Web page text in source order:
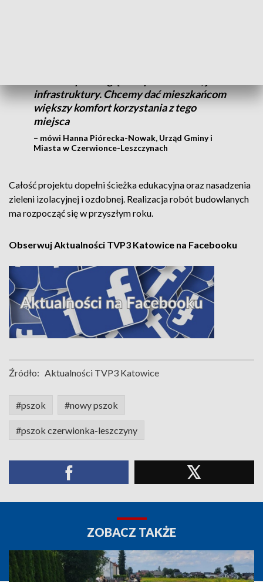
infrastruktury. Chcemy dać mieszkańcom
większy komfort korzystania z tego
miejsca
– mówi Hanna Piórecka-Nowak, Urząd Gminy i
Miasta w Czerwionce-Leszczynach
Całość projektu dopełni ścieżka edukacyjna oraz nasadzenia
zieleni izolacyjnej i ozdobnej. Realizacja robót budowlanych
ma rozpocząć się w przyszłym roku.
Obserwuj Aktualności TVP3 Katowice na Facebooku
Źródło: Aktualności TVP3 Katowice
#pszok #nowy pszok
#pszok czerwionka-leszczyny
ZOBACZ TAKŻE